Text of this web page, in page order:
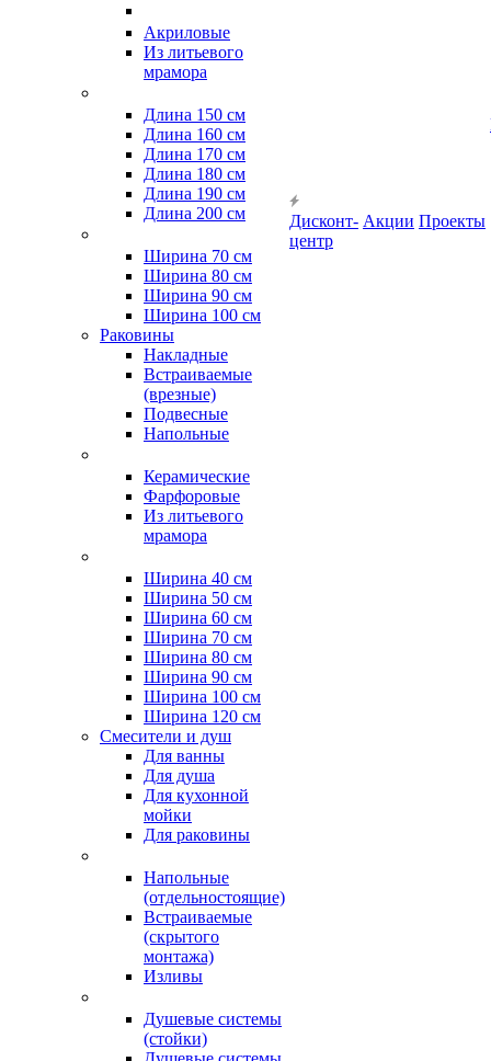
Акриловые
Из литьевого
мрамора
Длина 150 см
Длина 160 см
Длина 170 см
Длина 180 см
Длина 190 см
Длина 200 см
Ширина 70 см
Ширина 80 см
Ширина 90 см
Ширина 100 см
Раковины
Накладные
Встраиваемые
(врезные)
Подвесные
Напольные
Керамические
Фарфоровые
Из литьевого
мрамора
Ширина 40 см
Ширина 50 см
Ширина 60 см
Ширина 70 см
Ширина 80 см
Ширина 90 см
Ширина 100 см
Ширина 120 см
Смесители и душ
Для ванны
Для душа
Для кухонной
мойки
Для раковины
Напольные
(отдельностоящие)
Встраиваемые
(скрытого
монтажа)
Изливы
Душевые системы
(стойки)
Дисконт-
центр
Акции Проекты